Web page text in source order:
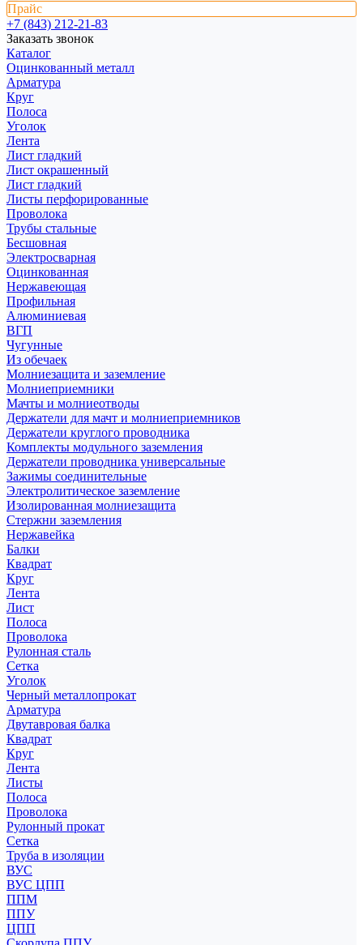
Прайс
+7 (843) 212-21-83
Заказать звонок
Каталог
Оцинкованный металл
Арматура
Круг
Полоса
Уголок
Лента
Лист гладкий
Лист окрашенный
Лист гладкий
Листы перфорированные
Проволока
Трубы стальные
Бесшовная
Электросварная
Оцинкованная
Нержавеющая
Профильная
Алюминиевая
ВГП
Чугунные
Из обечаек
Молниезащита и заземление
Молниеприемники
Мачты и молниеотводы
Держатели для мачт и молниеприемников
Держатели круглого проводника
Комплекты модульного заземления
Держатели проводника универсальные
Зажимы соединительные
Электролитическое заземление
Изолированная молниезащита
Стержни заземления
Нержавейка
Балки
Квадрат
Круг
Лента
Лист
Полоса
Проволока
Рулонная сталь
Сетка
Уголок
Черный металлопрокат
Арматура
Двутавровая балка
Квадрат
Круг
Лента
Листы
Полоса
Проволока
Рулонный прокат
Сетка
Труба в изоляции
ВУС
ВУС ЦПП
ППМ
ППУ
ЦПП